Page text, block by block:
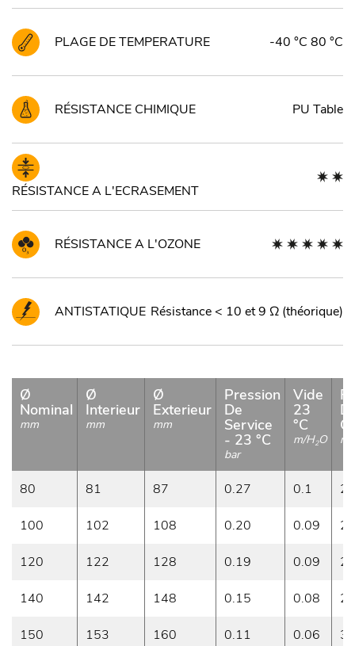
PLAGE DE TEMPERATURE -40 °C 80 °C
RÉSISTANCE CHIMIQUE PU Table
RÉSISTANCE A L'ECRASEMENT
RÉSISTANCE A L'OZONE
ANTISTATIQUE Résistance < 10 et 9 Ω (théorique)
Ø
Nominal
mm
Ø
Interieur
mm
Ø
Exterieur
mm
Pression
De
Service
- 23 °C
bar
Vide
23
°C
m/H2O
80 81 87 0.27 0.1 20
100 102 108 0.20 0.09 20
120 122 128 0.19 0.09 24
140 142 148 0.15 0.08 28
150 153 160 0.11 0.06 30